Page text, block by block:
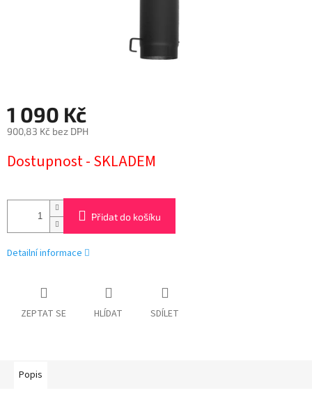
1 090 Kč
900,83 Kč bez DPH
cena:
Dostupnost - SKLADEM
Přidat do košíku
Detailní informace
ZEPTAT SE HLÍDAT SDÍLET
Popis